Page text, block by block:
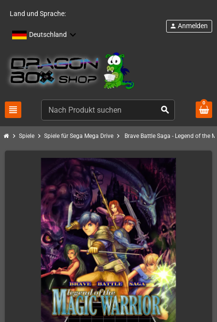
Land und Sprache:
Deutschland
view_headline search
person Anmelden
0
chevron_right Spiele chevron_right Spiele für Sega Mega Drive chevron_right Brave Battle Saga - Legend of the